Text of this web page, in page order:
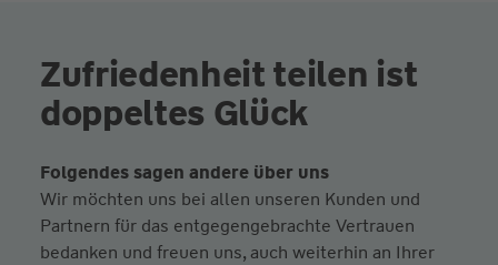
Zufriedenheit teilen ist
doppeltes Glück
Folgendes sagen andere über uns
Wir möchten uns bei allen unseren Kunden und
Partnern für das entgegengebrachte Vertrauen
bedanken und freuen uns, auch weiterhin an Ihrer